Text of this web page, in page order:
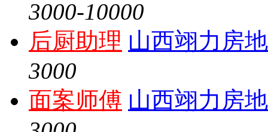
3000-10000
后厨助理 山西翊力房
3000
面案师傅 山西翊力房